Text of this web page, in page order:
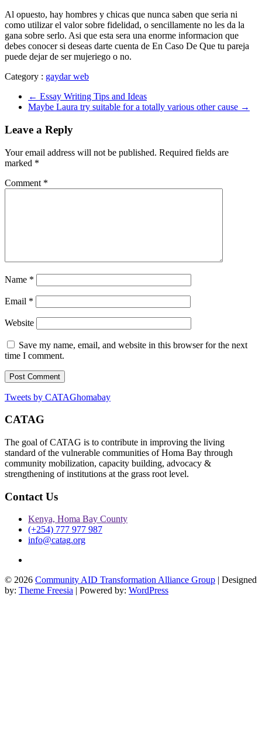
Al opuesto, hay hombres y chicas que nunca saben que seri­a ni
como utilizar el valor sobre fidelidad, o sencillamente no les da la
gana sobre serlo. Asi que esta sera una enorme informacion que
debes conocer si deseas darte cuenta de En Caso De Que tu pareja
puede dejar de ser mujeriego o no.
Category : gaydar web
← Essay Writing Tips and Ideas
Maybe Laura try suitable for a totally various other cause →
Leave a Reply
Your email address will not be published. Required fields are
marked *
Comment *
Name *
Email *
Website
Save my name, email, and website in this browser for the next
time I comment.
Tweets by CATAGhomabay
CATAG
The goal of CATAG is to contribute in improving the living
standard of the vulnerable communities of Homa Bay through
community mobilization, capacity building, advocacy &
strengthening of institutions at the grass root level.
Contact Us
Kenya, Homa Bay County
(+254) 777 977 987
info@catag.org
© 2026 Community AID Transformation Alliance Group | Designed
by: Theme Freesia | Powered by: WordPress